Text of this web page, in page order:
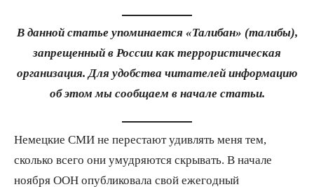
В данной статье упоминается «Талибан» (талибы),
запрещенный в России как террористическая
организация. Для удобства читателей информацию
об этом мы сообщаем в начале статьи.
Немецкие СМИ не перестают удивлять меня тем,
сколько всего они умудряются скрывать. В начале
ноября ООН опубликовала свой ежегодный